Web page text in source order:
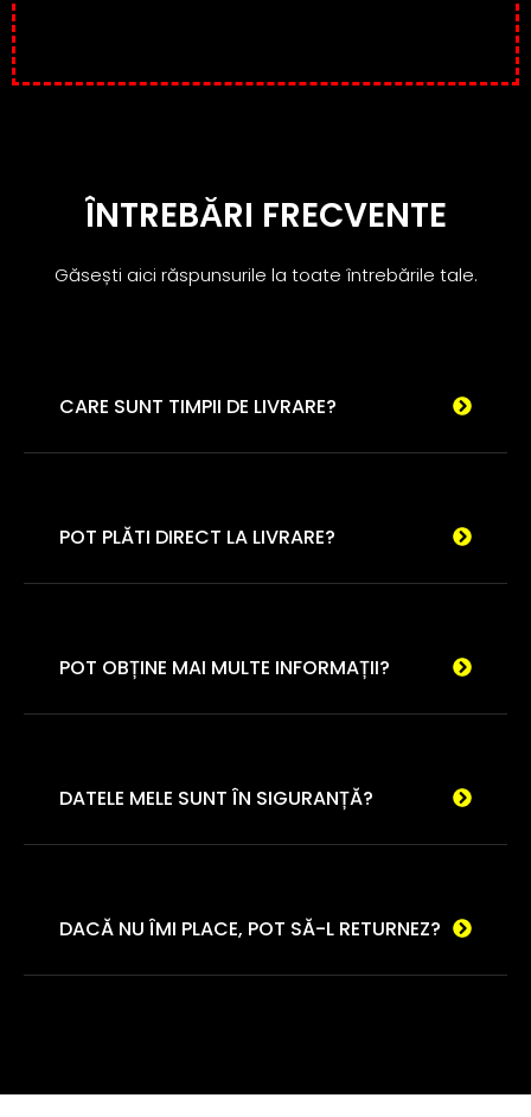
ÎNTREBĂRI FRECVENTE
Găsești aici răspunsurile la toate întrebările tale.
CARE SUNT TIMPII DE LIVRARE?
POT PLĂTI DIRECT LA LIVRARE?
POT OBȚINE MAI MULTE INFORMAȚII?
DATELE MELE SUNT ÎN SIGURANȚĂ?
DACĂ NU ÎMI PLACE, POT SĂ-L RETURNEZ?